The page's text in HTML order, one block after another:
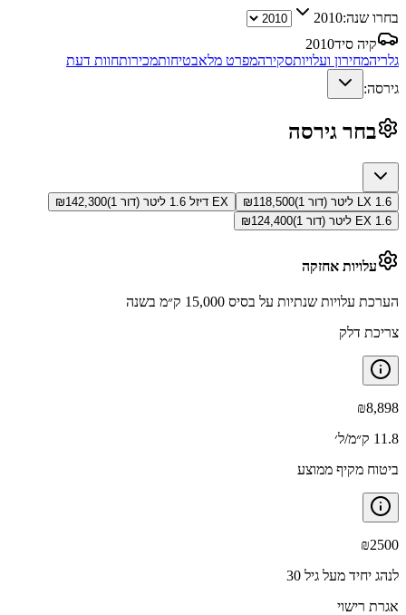
בחרו שנה:2010
קיה סיד2010
גלריהמחירון ועלויותסקירהמפרט מלאבטיחותמכירותחוות דעת
גירסה:
בחר גירסה
LX 1.6 ליטר (דור 1) ₪118,500 EX דיזל 1.6 ליטר (דור 1) ₪142,300
EX 1.6 ליטר (דור 1)
₪124,400
עלויות אחזקה
הערכת עלויות שנתיות על בסיס 15,000 ק״מ בשנה
צריכת דלק
₪8,898
11.8 ק״מ/ל׳
ביטוח מקיף ממוצע
₪2500
לנהג יחיד מעל גיל 30
אגרת רישוי